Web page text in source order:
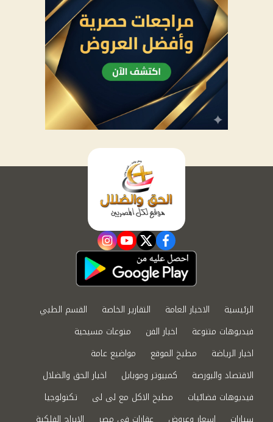
facebook
twitter
youtube
instagram
الرئيسية الاخبار العامة التقارير الخاصة
القسم الطبي
فيديوهات متنوعة
اخبار الفن
منوعات مسيحية
اخبار الرياضة
مطبخ الموقع
مواضيع عامة
الاقتصاد والبورصة
كمبيوتر وموبايل
اخبار الحق والضلال
فيديوهات فضائيات
مطبخ الاكل مع لى لى
تكنولوجيا